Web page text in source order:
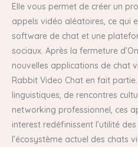
Elle vous permet de créer un
appels vidéo aléatoires, ce qui
software de chat et une
sociaux. Après la fermeture
nouvelles applications de chat
Rabbit Video Chat en fait partie.
linguistiques, de rencontres
networking professionnel, ces
interest redéfinissent l’utilité
l’écosystème actuel des chats